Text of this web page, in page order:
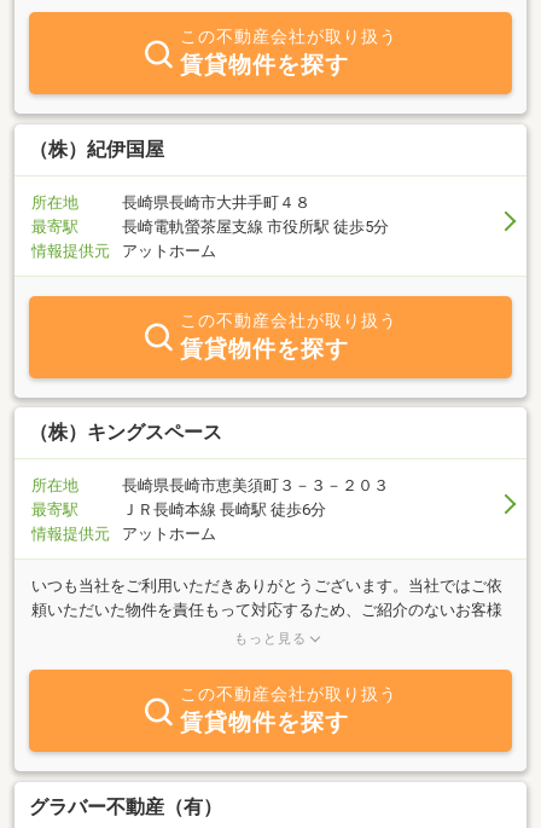
この不動産会社が取り扱う
賃貸物件を探す
（株）紀伊国屋
所在地
長崎県長崎市大井手町４８
最寄駅
長崎電軌螢茶屋支線 市役所駅 徒歩5分
情報提供元
アットホーム
この不動産会社が取り扱う
賃貸物件を探す
（株）キングスペース
所在地
長崎県長崎市恵美須町３－３－２０３
最寄駅
ＪＲ長崎本線 長崎駅 徒歩6分
情報提供元
アットホーム
いつも当社をご利用いただきありがとうございます。当社ではご依
頼いただいた物件を責任もって対応するため、ご紹介のないお客様
からの査定依頼はお断りする場合がございます。悪しからずご了承
きないこともあります。その際は当社代表電話へご連絡ください。
もっと見る
この不動産会社が取り扱う
賃貸物件を探す
グラバー不動産（有）